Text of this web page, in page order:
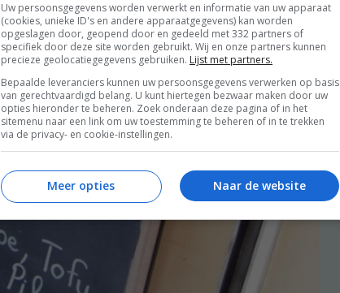
Uw persoonsgegevens worden verwerkt en informatie van uw apparaat
(cookies, unieke ID's en andere apparaatgegevens) kan worden
opgeslagen door, geopend door en gedeeld met 332 partners of
specifiek door deze site worden gebruikt. Wij en onze partners kunnen
precieze geolocatiegegevens gebruiken. Lijst met partners.
Bepaalde leveranciers kunnen uw persoonsgegevens verwerken op basis
van gerechtvaardigd belang. U kunt hiertegen bezwaar maken door uw
opties hieronder te beheren. Zoek onderaan deze pagina of in het
sitemenu naar een link om uw toestemming te beheren of in te trekken
via de privacy- en cookie-instellingen.
Naar de website
Meer opties